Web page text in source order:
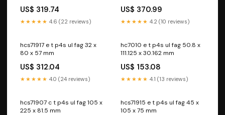
US$ 319.74
★★★★★ 4.6 (22 reviews)
US$ 370.99
★★★★★ 4.2 (10 reviews)
hcs71917 e t p4s ul fag 32 x
80 x 57 mm
US$ 312.04
★★★★★ 4.0 (24 reviews)
hc7010 e t p4s ul fag 50.8 x
111.125 x 30.162 mm
US$ 153.08
★★★★★ 4.1 (13 reviews)
hcs71907 c t p4s ul fag 105 x
225 x 81.5 mm
hcs71915 e t p4s ul fag 45 x
105 x 75 mm